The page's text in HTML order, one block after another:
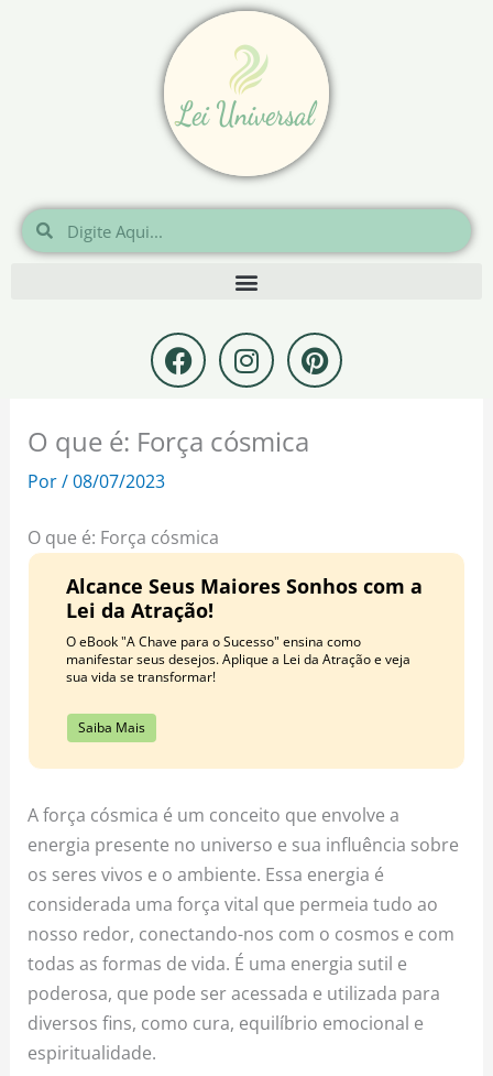
Pesquisar
Pesquisar
F
a
c
e
b
k
I
n
s
t
a
m
P
i
n
t
O que é: Força cósmica
Por/08/07/2023
O que é: Força cósmica
Alcance Seus Maiores Sonhos com a
Lei da Atração!
O eBook "A Chave para o Sucesso" ensina como
manifestar seus desejos. Aplique a Lei da Atração e veja
sua vida se transformar!
Saiba Mais
A força cósmica é um conceito que envolve a
energia presente no universo e sua influência sobre
os seres vivos e o ambiente. Essa energia é
considerada uma força vital que permeia tudo ao
nosso redor, conectando-nos com o cosmos e com
todas as formas de vida. É uma energia sutil e
poderosa, que pode ser acessada e utilizada para
diversos fins, como cura, equilíbrio emocional e
espiritualidade.